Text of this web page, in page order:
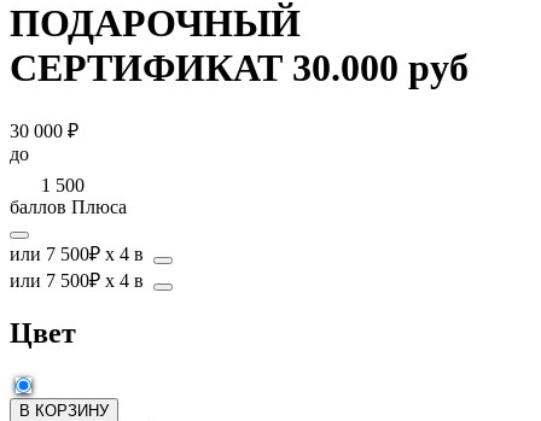
ПОДАРОЧНЫЙ
СЕРТИФИКАТ 30.000 руб
30 000 ₽
до
1 500
баллов Плюса
или 7 500₽ x 4 в
или 7 500₽ x 4 в
Цвет
В КОРЗИНУ